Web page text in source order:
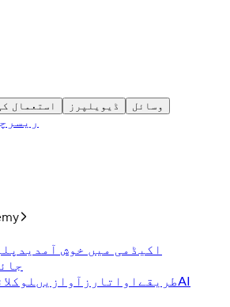
استعمال ڈیویلپرز
وسائل
ریسرچ
HeyGen اکیڈمی میں خوش آمدید
طریقے اواتارز آوازیں
AI